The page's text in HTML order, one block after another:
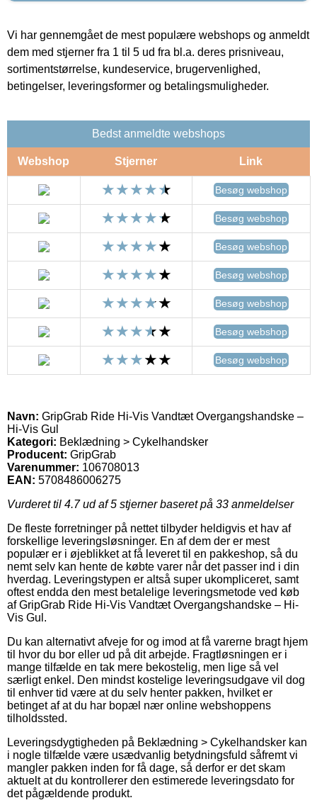
Vi har gennemgået de mest populære webshops og anmeldt
dem med stjerner fra 1 til 5 ud fra bl.a. deres prisniveau,
sortimentstørrelse, kundeservice, brugervenlighed,
betingelser, leveringsformer og betalingsmuligheder.
Bedst anmeldte webshops
Webshop Stjerner Link
Besøg webshop
Besøg webshop
Besøg webshop
Besøg webshop
Besøg webshop
Besøg webshop
Besøg webshop
Navn: GripGrab Ride Hi-Vis Vandtæt Overgangshandske –
Hi-Vis Gul
Kategori: Beklædning > Cykelhandsker
Producent: GripGrab
Varenummer: 106708013
EAN: 5708486006275
Vurderet til 4.7ud af 5 stjerner baseret på 33 anmeldelser
De fleste forretninger på nettet tilbyder heldigvis et hav af
forskellige leveringsløsninger. En af dem der er mest
populær er i øjeblikket at få leveret til en pakkeshop, så du
nemt selv kan hente de købte varer når det passer ind i din
hverdag. Leveringstypen er altså super ukompliceret, samt
oftest endda den mest betalelige leveringsmetode ved køb
af GripGrab Ride Hi-Vis Vandtæt Overgangshandske – Hi-
Vis Gul.
Du kan alternativt afveje for og imod at få varerne bragt hjem
til hvor du bor eller ud på dit arbejde. Fragtløsningen er i
mange tilfælde en tak mere bekostelig, men lige så vel
særligt enkel. Den mindst kostelige leveringsudgave vil dog
til enhver tid være at du selv henter pakken, hvilket er
betinget af at du har bopæl nær online webshoppens
tilholdssted.
Leveringsdygtigheden på Beklædning > Cykelhandsker kan
i nogle tilfælde være usædvanlig betydningsfuld såfremt vi
mangler pakken inden for få dage, så derfor er det skam
aktuelt at du kontrollerer den estimerede leveringsdato for
det pågældende produkt.